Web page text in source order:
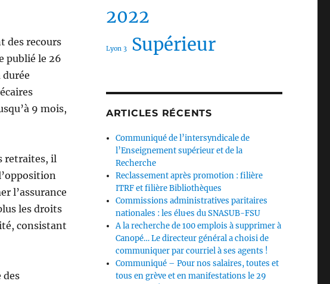
des recours
publié le 26
durée
9 mois,
retraites, il
l’assurance
les droits
consistant
des
2022
Lyon 3 Supérieur
ARTICLES RÉCENTS
Communiqué de l’intersyndicale de
l’Enseignement supérieur et de la
Recherche
Reclassement après promotion : filière
ITRF et filière Bibliothèques
Commissions administratives paritaires
nationales : les élu·es du SNASUB-FSU
A la recherche de 100 emplois à supprimer à
Canopé… Le directeur général a choisi de
communiquer par courriel à ses agents !
Communiqué – Pour nos salaires, toutes et
tous en grève et en manifestations le 29